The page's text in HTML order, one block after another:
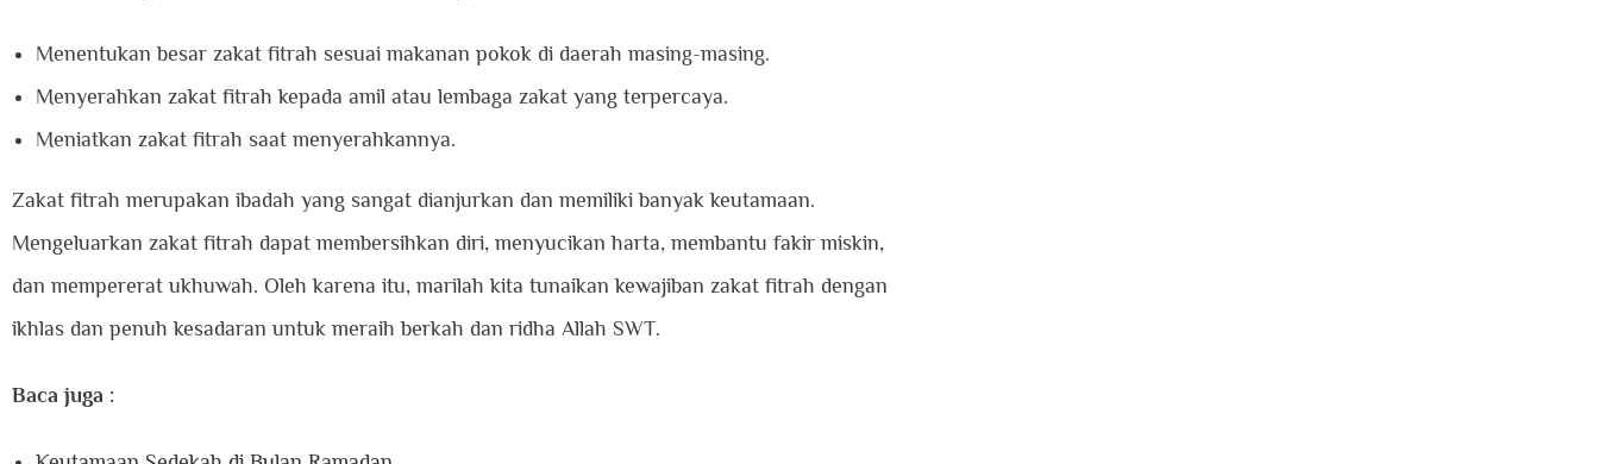
Menentukan besar zakat fitrah sesuai makanan pokok di daerah masing-masing.
Menyerahkan zakat fitrah kepada amil atau lembaga zakat yang terpercaya.
Meniatkan zakat fitrah saat menyerahkannya.
Zakat fitrah merupakan ibadah yang sangat dianjurkan dan memiliki banyak keutamaan.
Mengeluarkan zakat fitrah dapat membersihkan diri, menyucikan harta, membantu fakir miskin,
dan mempererat ukhuwah. Oleh karena itu, marilah kita tunaikan kewajiban zakat fitrah dengan
ikhlas dan penuh kesadaran untuk meraih berkah dan ridha Allah SWT.
Baca juga :